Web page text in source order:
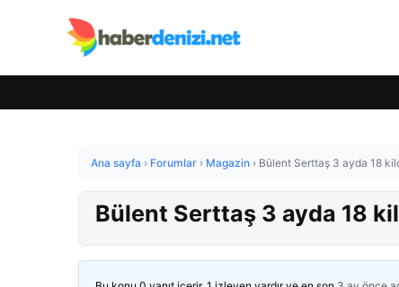
Ana sayfa › Forumlar › Magazin › Bülent Serttaş 3 ayda 18
Bülent Serttaş 3 ayda 18